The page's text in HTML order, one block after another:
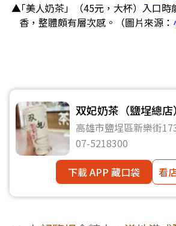
▲｢美人奶茶」（45元，大杯）入口時
香，整體頗有層次感。（圖片來源：
双妃奶茶（鹽埕總店）
高雄市鹽埕區新樂街
07-5218300
下載 APP 藏口袋
看